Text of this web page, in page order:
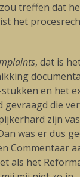
treffen dat
het
, dat is
en het
die
zijn
was er dus
Commentaar
als het